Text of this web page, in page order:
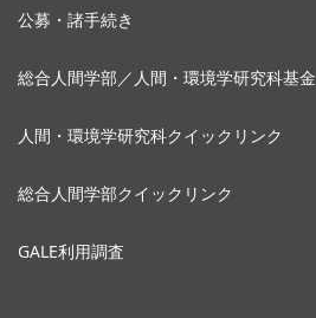
公募・諸手続き
総合人間学部／人間・環境学研究科基金
人間・環境学研究科クイックリンク
総合人間学部クイックリンク
GALE利用調査